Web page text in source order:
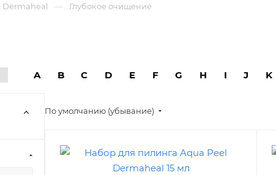
Dermaheal — Глубокое очищение
A B C D E F G H I J K
По умолчанию (убывание)